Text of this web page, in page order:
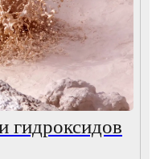
гидроксидов